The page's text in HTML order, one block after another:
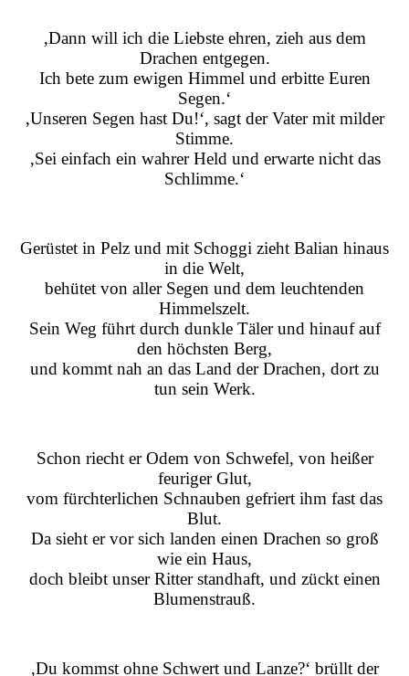
‚Dann will ich die Liebste ehren, zieh aus dem
Drachen entgegen.
Ich bete zum ewigen Himmel und erbitte Euren
Segen.‘
‚Unseren Segen hast Du!‘, sagt der Vater mit milder
Stimme.
‚Sei einfach ein wahrer Held und erwarte nicht das
Schlimme.‘
Gerüstet in Pelz und mit Schoggi zieht Balian hinaus
in die Welt,
behütet von aller Segen und dem leuchtenden
Himmelszelt.
Sein Weg führt durch dunkle Täler und hinauf auf
den höchsten Berg,
und kommt nah an das Land der Drachen, dort zu
tun sein Werk.
Schon riecht er Odem von Schwefel, von heißer
feuriger Glut,
vom fürchterlichen Schnauben gefriert ihm fast das
Blut.
Da sieht er vor sich landen einen Drachen so groß
wie ein Haus,
doch bleibt unser Ritter standhaft, und zückt einen
Blumenstrauß.
‚Du kommst ohne Schwert und Lanze?‘ brüllt der